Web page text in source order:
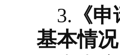
3. 《
基本情况